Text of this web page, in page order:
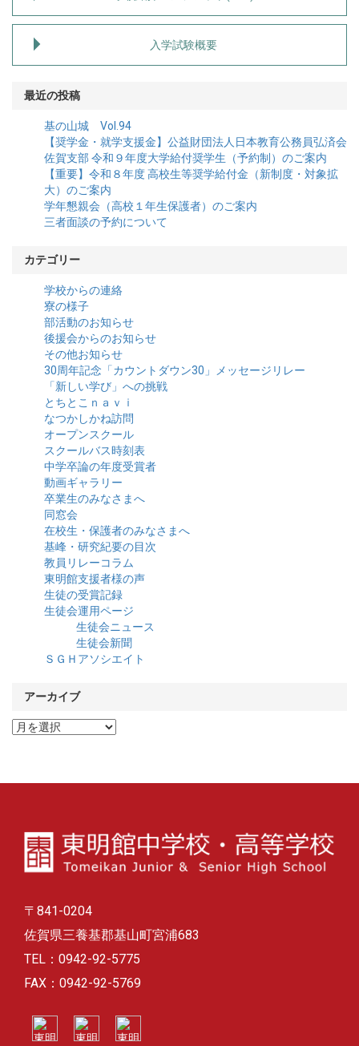
入学試験概要
最近の投稿
基の山城 Vol.94
【奨学金・就学支援金】公益財団法人日本教育公務員弘済会
佐賀支部 令和９年度大学給付奨学生（予約制）のご案内
【重要】令和８年度 高校生等奨学給付金（新制度・対象拡
大）のご案内
学年懇親会（高校１年生保護者）のご案内
三者面談の予約について
カテゴリー
学校からの連絡
寮の様子
部活動のお知らせ
後援会からのお知らせ
その他お知らせ
30周年記念「カウントダウン30」メッセージリレー
「新しい学び」への挑戦
とちとこｎａｖｉ
なつかしかね訪問
オープンスクール
スクールバス時刻表
中学卒論の年度受賞者
動画ギャラリー
卒業生のみなさまへ
同窓会
在校生・保護者のみなさまへ
基峰・研究紀要の目次
教員リレーコラム
東明館支援者様の声
生徒の受賞記録
生徒会運用ページ
生徒会ニュース
生徒会新聞
ＳＧＨアソシエイト
アーカイブ
ア
〒841-0204
佐賀県三養基郡基山町宮浦683
TEL：0942-92-5775
FAX：0942-92-5769